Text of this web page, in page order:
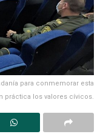
para conmemorar esta
los valores cívicos.